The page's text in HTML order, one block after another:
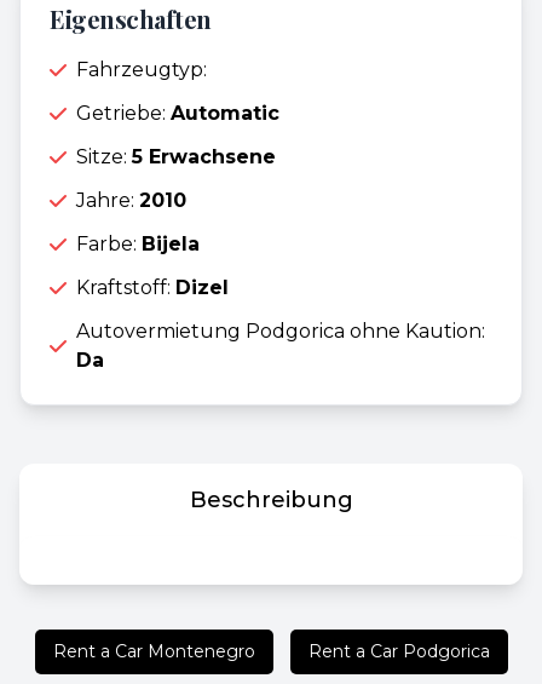
Eigenschaften
Fahrzeugtyp:
Getriebe: Automatic
Sitze:5 Erwachsene
Jahre: 2010
Farbe: Bijela
Kraftstoff: Dizel
Autovermietung Podgorica ohne Kaution:
Da
Beschreibung
Rent a Car Montenegro Rent a Car Podgorica